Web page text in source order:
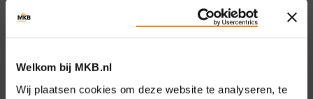
Welkom bij MKB.nl
Wij plaatsen cookies om deze website te analyseren, te
Direct naar